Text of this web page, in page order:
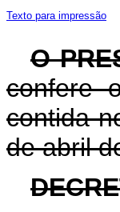
Texto para impressão
O
confere
contida
de abril